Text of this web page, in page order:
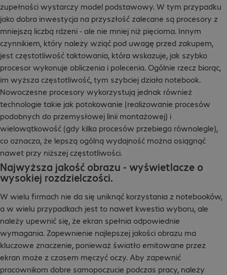
zupełności wystarczy model podstawowy. W tym przypadku
jako dobra inwestycja na przyszłość zalecane są procesory z
mniejszą liczbą rdzeni - ale nie mniej niż pięcioma. Innym
czynnikiem, który należy wziąć pod uwagę przed zakupem,
jest częstotliwość taktowania, która wskazuje, jak szybko
procesor wykonuje obliczenia i polecenia. Ogólnie rzecz biorąc,
im wyższa częstotliwość, tym szybciej działa notebook.
Nowoczesne procesory wykorzystują jednak również
technologie takie jak potokowanie (realizowanie procesów
podobnych do przemysłowej linii montażowej) i
wielowątkowość (gdy kilka procesów przebiega równolegle),
co oznacza, że lepszą ogólną wydajność można osiągnąć
nawet przy niższej częstotliwości.
Najwyższa jakość obrazu - wyświetlacze o
wysokiej rozdzielczości.
W wielu firmach nie da się uniknąć korzystania z notebooków,
a w wielu przypadkach jest to nawet kwestia wyboru, ale
należy upewnić się, że ekran spełnia odpowiednie
wymagania. Zapewnienie najlepszej jakości obrazu ma
kluczowe znaczenie, ponieważ światło emitowane przez
ekran może z czasem męczyć oczy. Aby zapewnić
pracownikom dobre samopoczucie podczas pracy, należy